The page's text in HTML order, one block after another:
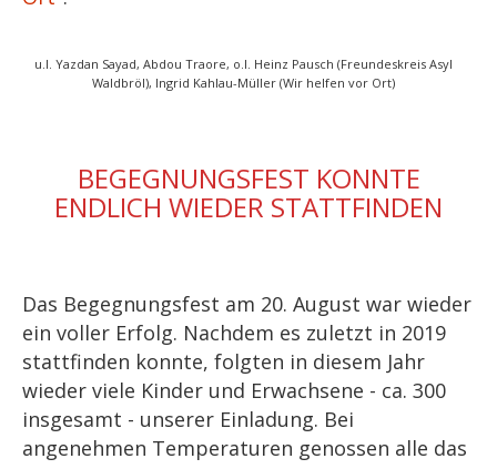
u.l. Yazdan Sayad, Abdou Traore, o.l. Heinz Pausch (Freundeskreis Asyl
Waldbröl), Ingrid Kahlau-Müller (Wir helfen vor Ort)
BEGEGNUNGSFEST KONNTE
ENDLICH WIEDER STATTFINDEN
Das Begegnungsfest am 20. August war wieder
ein voller Erfolg. Nachdem es zuletzt in 2019
stattfinden konnte, folgten in diesem Jahr
wieder viele Kinder und Erwachsene - ca. 300
insgesamt - unserer Einladung. Bei
angenehmen Temperaturen genossen alle das